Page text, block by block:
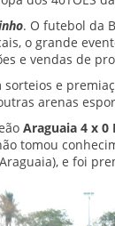
. O futebol da
o grande
e vendas de
e
arenas
Araguaia 4 x 0
tomou
e foi